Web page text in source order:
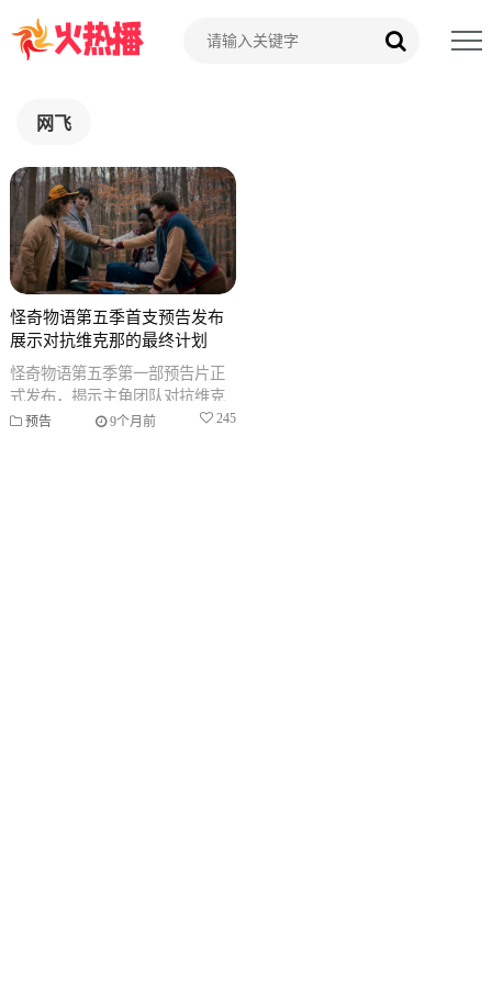
网飞
怪奇物语第五季首支预告发布
展示对抗维克那的最终计划
怪奇物语第五季第一部预告片正
式发布，揭示主角团队对抗维克
那的详细计划，包含大量动作场
预告 9个月前 245